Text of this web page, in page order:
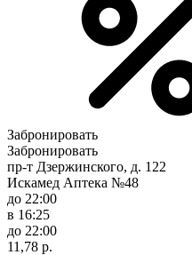
Забронировать
Забронировать
пр-т Дзержинского, д. 122
Искамед Аптека №48
до 22:00
в 16:25
до 22:00
11,78 р.